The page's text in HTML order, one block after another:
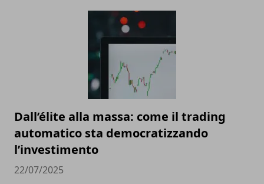
Dall’élite alla massa: come il trading
automatico sta democratizzando
l’investimento
22/07/2025